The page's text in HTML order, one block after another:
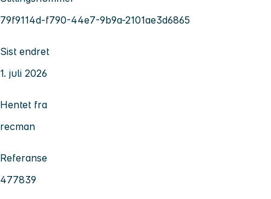
79f9114d-f790-44e7-9b9a-2101ae3d6865
Sist endret
1. juli 2026
Hentet fra
recman
Referanse
477839